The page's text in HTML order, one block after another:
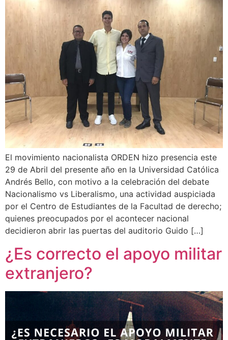
El movimiento nacionalista ORDEN hizo presencia este
29 de Abril del presente año en la Universidad Católica
Andrés Bello, con motivo a la celebración del debate
Nacionalismo vs Liberalismo, una actividad auspiciada
por el Centro de Estudiantes de la Facultad de derecho;
quienes preocupados por el acontecer nacional
decidieron abrir las puertas del auditorio Guido […]
¿Es correcto el apoyo militar
extranjero?